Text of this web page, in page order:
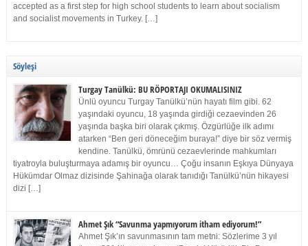
accepted as a first step for high school students to learn about socialism
and socialist movements in Turkey. […]
Söyleşi
Turgay Tanülkü: BU RÖPORTAJI OKUMALISINIZ
Ünlü oyuncu Turgay Tanülkü’nün hayatı film gibi. 62
yaşındaki oyuncu, 18 yaşında girdiği cezaevinden 26
yaşında başka biri olarak çıkmış. Özgürlüğe ilk adımı
atarken “Ben geri döneceğim buraya!” diye bir söz vermiş
kendine. Tanülkü, ömrünü cezaevlerinde mahkumları
tiyatroyla buluşturmaya adamış bir oyuncu… Çoğu insanın Eşkıya Dünyaya
Hükümdar Olmaz dizisinde Şahinağa olarak tanıdığı Tanülkü’nün hikayesi
dizi […]
Ahmet Şık “Savunma yapmıyorum itham ediyorum!”
Ahmet Şık’ın savunmasının tam metni: Sözlerime 3 yıl